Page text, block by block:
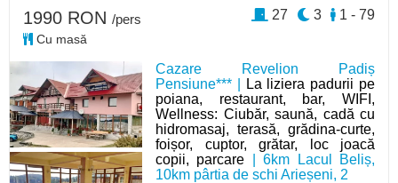
Cazare Revelion Padiș
Pensiune*** |
La liziera padurii pe
poiana, restaurant, bar, WIFI,
Wellness: Ciubăr, saună, cadă cu
hidromasaj, terasă, grădina-curte,
foișor, cuptor, grătar, loc joacă
copii, parcare | 6km Lacul Beliș,
10km pârtia de schi Arieșeni, 2
1990 RON /pers
Cu masă
1 - 79
3
27